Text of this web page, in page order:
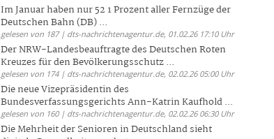
Im Januar haben nur 52 1 Prozent aller Fernzüge der
Deutschen Bahn (DB) ...
gelesen von 187 | dts-nachrichtenagentur.de, 01.02.26 17:10 Uhr
Der NRW-Landesbeauftragte des Deutschen Roten
Kreuzes für den Bevölkerungsschutz ...
gelesen von 174 | dts-nachrichtenagentur.de, 02.02.26 05:00 Uhr
Die neue Vizepräsidentin des
Bundesverfassungsgerichts Ann-Katrin Kaufhold ...
gelesen von 160 | dts-nachrichtenagentur.de, 02.02.26 06:30 Uhr
Die Mehrheit der Senioren in Deutschland sieht